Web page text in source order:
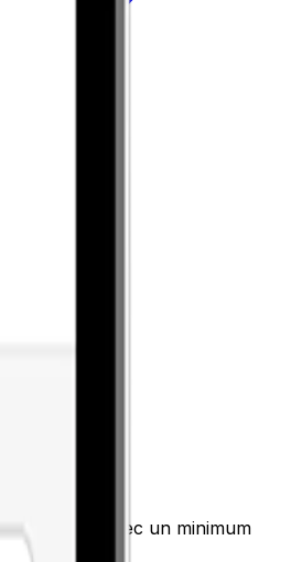
sécurisé avec un minimum